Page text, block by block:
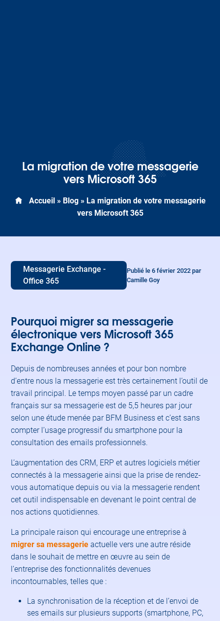
La migration de votre messagerie
vers Microsoft 365
Accueil» Blog» La migration de votre messagerie
vers Microsoft 365
Messagerie Exchange -
Office 365
Publié le 6 février 2022 par
Camille Goy
Pourquoi migrer sa messagerie
électronique vers Microsoft 365
Exchange Online ?
Depuis de nombreuses années et pour bon nombre
d’entre nous la messagerie est très certainement l’outil de
travail principal. Le temps moyen passé par un cadre
français sur sa messagerie est de 5,5 heures par jour
selon une étude menée par BFM Business et c’est sans
compter l’usage progressif du smartphone pour la
consultation des emails professionnels.
L’augmentation des CRM, ERP et autres logiciels métier
connectés à la messagerie ainsi que la prise de rendez-
vous automatique depuis ou via la messagerie rendent
cet outil indispensable en devenant le point central de
nos actions quotidiennes.
La principale raison qui encourage une entreprise à
migrer sa messagerie actuelle vers une autre réside
dans le souhait de mettre en œuvre au sein de
l’entreprise des fonctionnalités devenues
incontournables, telles que :
La synchronisation de la réception et de l’envoi de
ses emails sur plusieurs supports (smartphone, PC,